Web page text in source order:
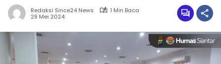
Redaksi Since24 News
1 Min Baca
29 Mei 2024